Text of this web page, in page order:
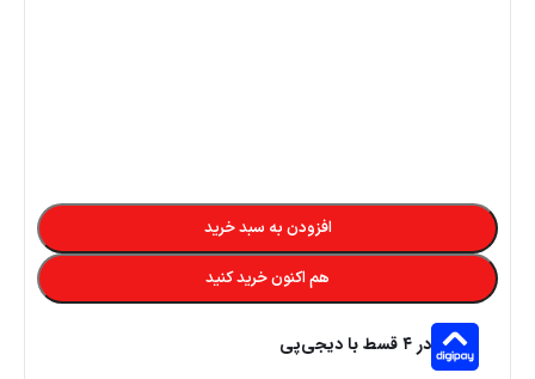
افزودن به سبد خرید
هم اکنون خرید کنید
در ۴ قسط با دیجی‌پی